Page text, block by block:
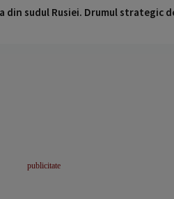
din sudul Rusiei. Drumul strategic